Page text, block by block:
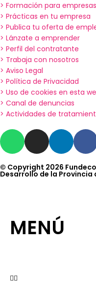
> Formación para empresas
> Prácticas en tu empresa
> Publica tu oferta de
> Lánzate a emprender
> Perfil del contratante
> Trabaja con nosotros
> Aviso Legal
> Política de Privacidad
> Uso de cookies en esta
> Canal de denuncias
> Actividades de
© Copyright 2026
Desarrollo de la Provincia
MENÚ